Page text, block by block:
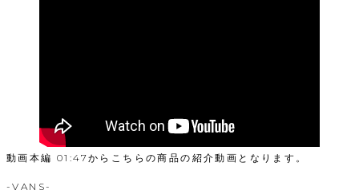
動画本編 01:47からこちらの商品の紹介動画となります。
-VANS-